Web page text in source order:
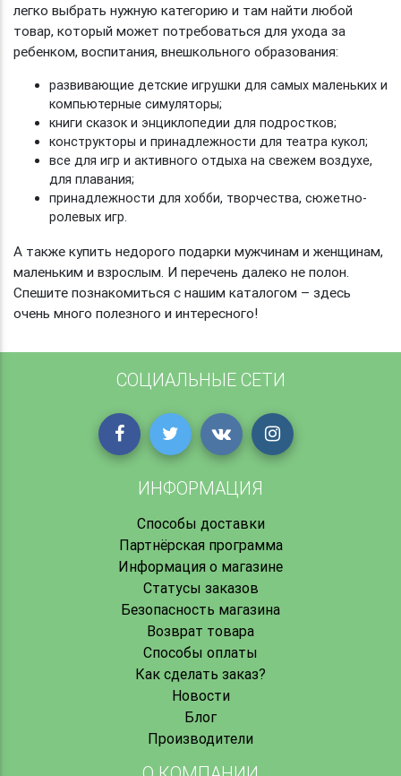
легко выбрать нужную категорию и там найти любой
товар, который может потребоваться для ухода за
ребенком, воспитания, внешкольного образования:
развивающие детские игрушки для самых маленьких и
компьютерные симуляторы;
книги сказок и энциклопедии для подростков;
конструкторы и принадлежности для театра кукол;
все для игр и активного отдыха на свежем воздухе,
для плавания;
принадлежности для хобби, творчества, сюжетно-
ролевых игр.
А также купить недорого подарки мужчинам и женщинам,
маленьким и взрослым. И перечень далеко не полон.
Спешите познакомиться с нашим каталогом – здесь
очень много полезного и интересного!
СОЦИАЛЬНЫЕ СЕТИ
ИНФОРМАЦИЯ
Способы доставки
Партнёрская программа
Информация о магазине
Статусы заказов
Безопасность магазина
Возврат товара
Способы оплаты
Как сделать заказ?
Новости
Блог
Производители